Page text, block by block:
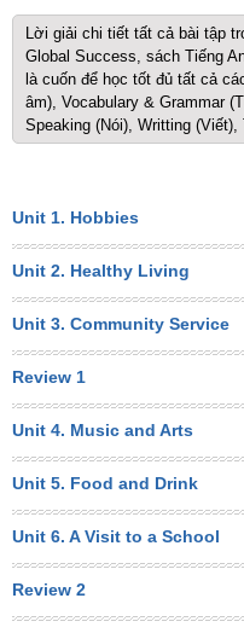
Lời giải chi tiết tất cả bài tập
Global Success, sách Tiếng
là cuốn để học tốt đủ tất cả
âm), Vocabulary & Grammar
Speaking (Nói), Writting
Unit 1. Hobbies
Unit 2. Healthy Living
Unit 3. Community Service
Review 1
Unit 4. Music and Arts
Unit 5. Food and Drink
Unit 6. A Visit to a School
Review 2